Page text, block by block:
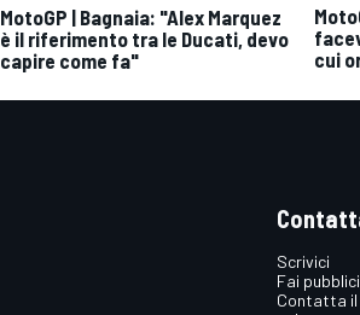
MotoGP | Bagnaia: "Alex Marquez
è il riferimento tra le Ducati, devo
capire come fa"
cui
Scrivici
Fai
Contatta il